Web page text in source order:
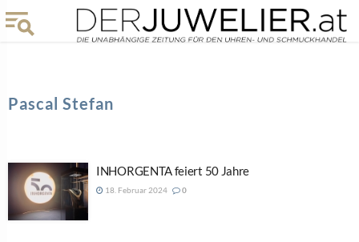
Pascal Stefan
INHORGENTA feiert 50 Jahre
18. Februar 2024 0